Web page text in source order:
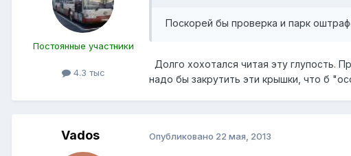
Постоянные участники
4.3 тыс
Поскорей бы проверка и парк
Долго хохотался читая эту глупость.
надо бы закрутить эти крышки, что б
Vados Опубликовано 22 мая, 2013